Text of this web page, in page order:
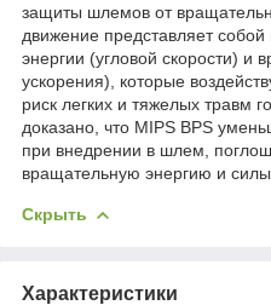
защиты шлемов от
движение представляет
энергии (угловой скорости) и
ускорения), которые
риск легких и тяжелых травм
доказано, что MIPS BPS
при внедрении в шлем,
вращательную энергию и
Скрыть
Характеристики